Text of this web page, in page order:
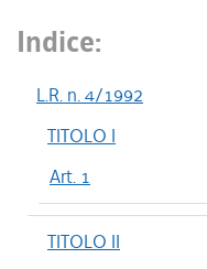
Indice:
L.R. n. 4/1992
TITOLO I
Art. 1
TITOLO II